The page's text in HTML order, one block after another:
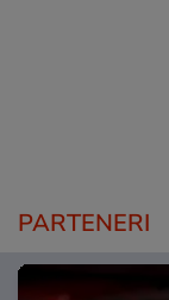
PARTENERI